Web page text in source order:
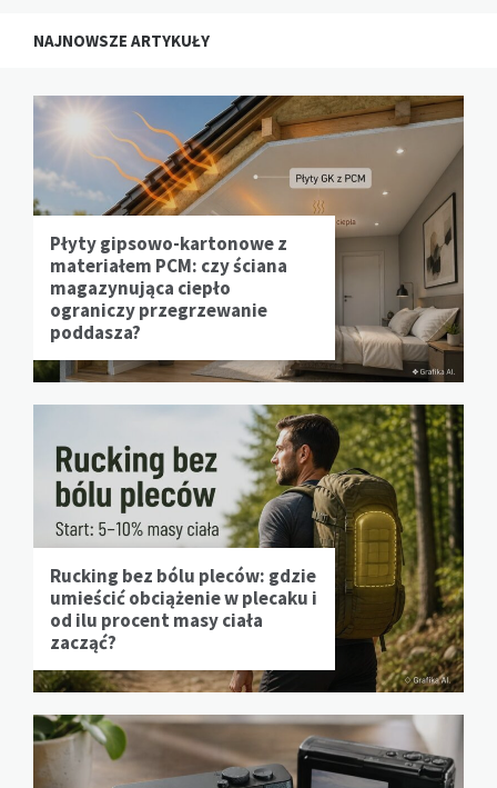
NAJNOWSZE ARTYKUŁY
Płyty gipsowo-kartonowe z
materiałem PCM: czy ściana
magazynująca ciepło
ograniczy przegrzewanie
poddasza?
Rucking bez bólu pleców: gdzie
umieścić obciążenie w plecaku i
od ilu procent masy ciała
zacząć?